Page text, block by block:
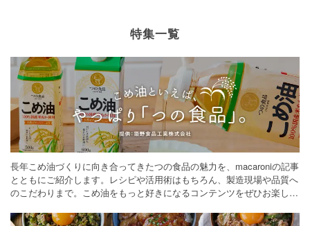
特集一覧
長年こめ油づくりに向き合ってきたつの食品の魅力を、macaroniの記事
とともにご紹介します。レシピや活用術はもちろん、製造現場や品質へ
のこだわりまで。こめ油をもっと好きになるコンテンツをぜひお楽しみ